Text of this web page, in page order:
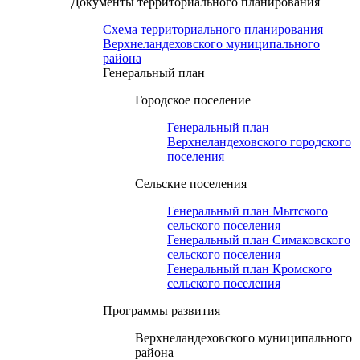
Схема территориального планирования
Верхнеландеховского муниципального
района
Генеральный план
Городское поселение
Генеральный план
Верхнеландеховского городского
поселения
Сельские поселения
Генеральный план Мытского
сельского поселения
Генеральный план Симаковского
сельского поселения
Генеральный план Кромского
сельского поселения
Программы развития
Верхнеландеховского муниципального
района